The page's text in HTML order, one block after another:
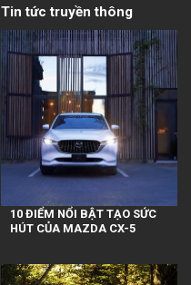
Tin tức truyền thông
10 ĐIỂM NỔI BẬT TẠO SỨC
HÚT CỦA MAZDA CX-5